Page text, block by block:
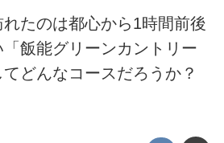
たのは都心から1時間前後
飯能グリーンカントリー
どんなコースだろうか？